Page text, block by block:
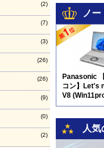
(2)
(7)
(3)
(26)
(26)
(9)
(0)
(2)
ノ
Panasonic
コン】Let's
V8
人